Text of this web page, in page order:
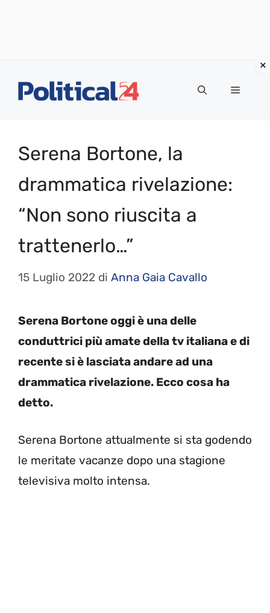
Menu
Serena Bortone, la
drammatica rivelazione:
“Non sono riuscita a
trattenerlo…”
15 Luglio 2022 di Anna Gaia Cavallo
Serena Bortone oggi è una delle
conduttrici più amate della tv italiana e di
recente si è lasciata andare ad una
drammatica rivelazione. Ecco cosa ha
detto.
Serena Bortone attualmente si sta godendo
le meritate vacanze dopo una stagione
televisiva molto intensa.